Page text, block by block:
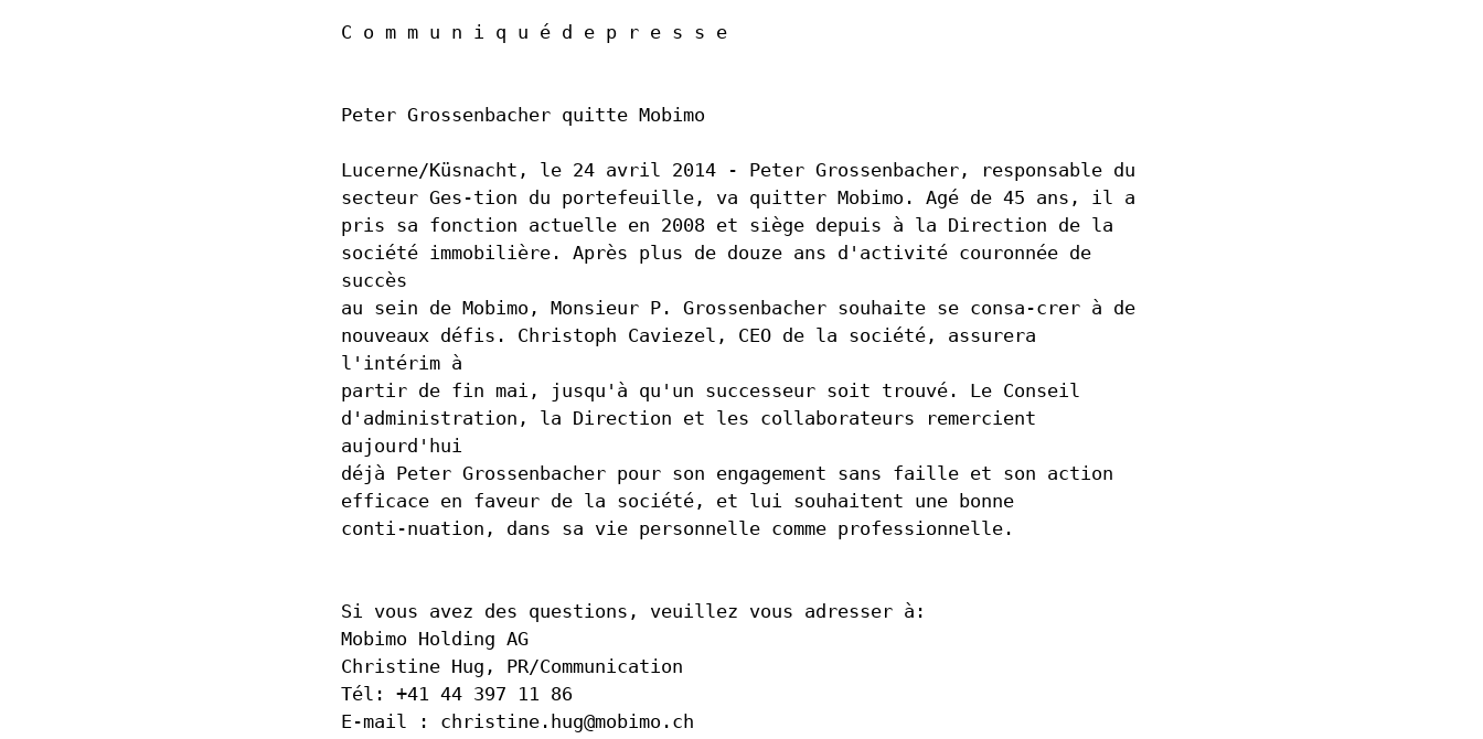
Code de Conduite
Code de conduite des fournisseurs
Conseil d'administration
Direction
Rapport sur les risques
Newsletter
Centre de téléchargement
C o m m u n i q u é d e p r e s s e
Peter Grossenbacher quitte Mobimo
Lucerne/Küsnacht, le 24 avril 2014 - Peter Grossenbacher, responsable du
secteur Ges-tion du portefeuille, va quitter Mobimo. Agé de 45 ans, il a
pris sa fonction actuelle en 2008 et siège depuis à la Direction de la
société immobilière. Après plus de douze ans d'activité couronnée de
succès
au sein de Mobimo, Monsieur P. Grossenbacher souhaite se consa-crer à de
nouveaux défis. Christoph Caviezel, CEO de la société, assurera
l'intérim à
partir de fin mai, jusqu'à qu'un successeur soit trouvé. Le Conseil
d'administration, la Direction et les collaborateurs remercient
aujourd'hui
déjà Peter Grossenbacher pour son engagement sans faille et son action
efficace en faveur de la société, et lui souhaitent une bonne
conti-nuation, dans sa vie personnelle comme professionnelle.
Si vous avez des questions, veuillez vous adresser à:
Mobimo Holding AG
Christine Hug, PR/Communication
Tél: +41 44 397 11 86
E-mail : christine.hug@mobimo.ch